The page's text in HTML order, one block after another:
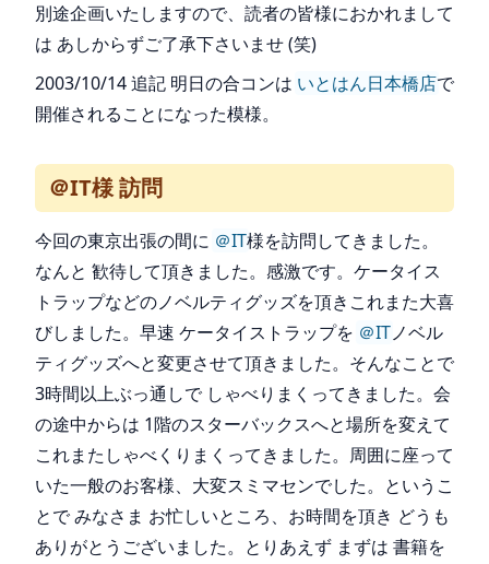
別途企画いたしますので、読者の皆様におかれまして
は あしからずご了承下さいませ (笑)
2003/10/14 追記 明日の合コンは いとはん日本橋店で
開催されることになった模様。
＠IT様 訪問
今回の東京出張の間に ＠IT様を訪問してきました。
なんと 歓待して頂きました。感激です。ケータイス
トラップなどのノベルティグッズを頂きこれまた大喜
びしました。早速 ケータイストラップを ＠ITノベル
ティグッズへと変更させて頂きました。そんなことで
3時間以上ぶっ通しで しゃべりまくってきました。会
の途中からは 1階のスターバックスへと場所を変えて
これまたしゃべくりまくってきました。周囲に座って
いた一般のお客様、大変スミマセンでした。というこ
とで みなさま お忙しいところ、お時間を頂き どうも
ありがとうございました。とりあえず まずは 書籍を